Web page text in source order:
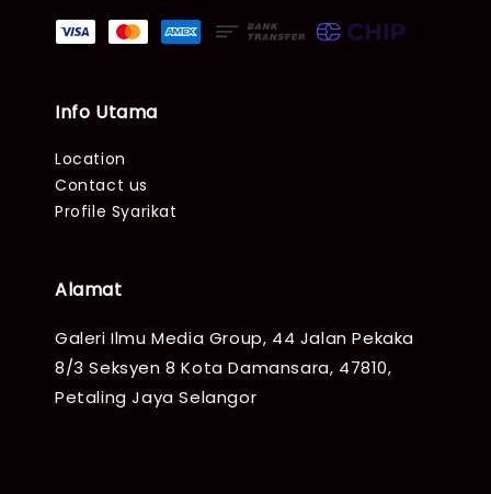
Info Utama
Location
Contact us
Profile Syarikat
Alamat
Galeri Ilmu Media Group, 44 Jalan Pekaka
8/3 Seksyen 8 Kota Damansara, 47810,
Petaling Jaya Selangor